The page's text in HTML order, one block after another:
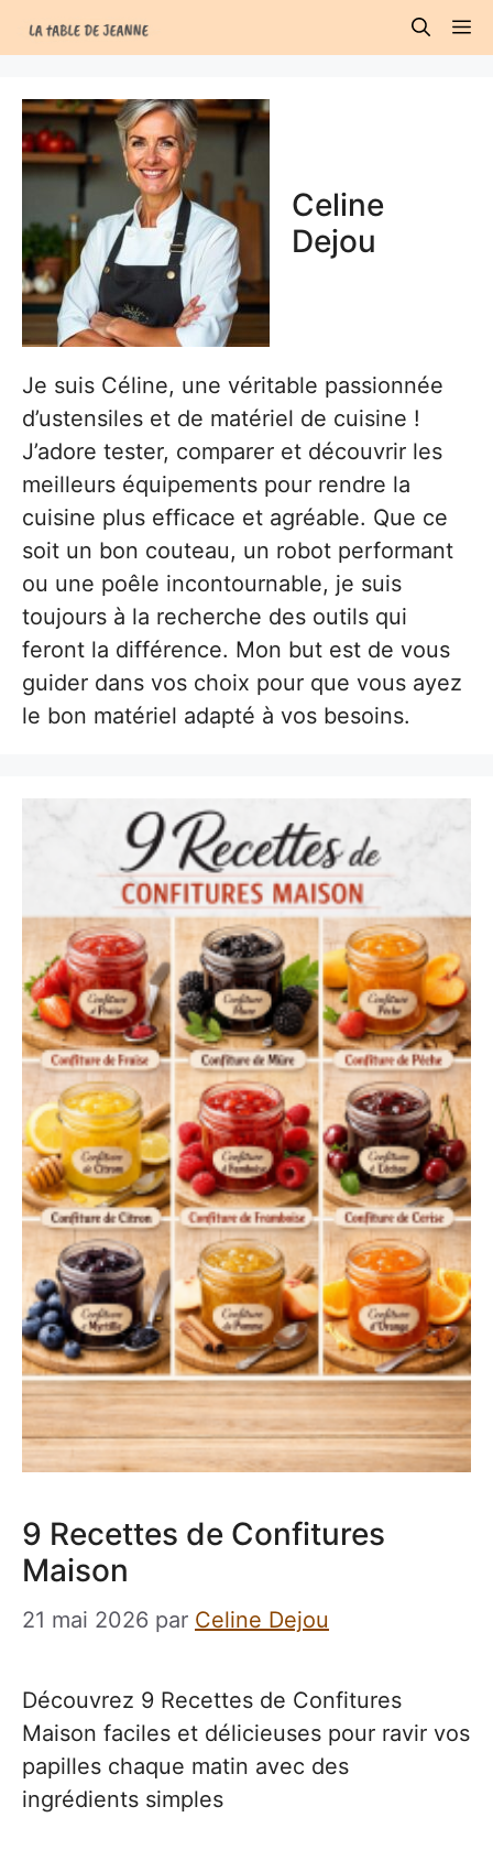
au
Celine
Dejou
Je suis Céline, une véritable passionnée
d’ustensiles et de matériel de cuisine !
J’adore tester, comparer et découvrir les
meilleurs équipements pour rendre la
cuisine plus efficace et agréable. Que ce
soit un bon couteau, un robot performant
ou une poêle incontournable, je suis
toujours à la recherche des outils qui
feront la différence. Mon but est de vous
guider dans vos choix pour que vous ayez
le bon matériel adapté à vos besoins.
9 Recettes de Confitures
Maison
21 mai 2026 par Celine Dejou
Découvrez 9 Recettes de Confitures
Maison faciles et délicieuses pour ravir vos
papilles chaque matin avec des
ingrédients simples